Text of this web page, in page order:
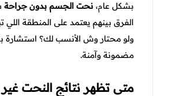
بشكل عام، نحت الجسم بدون جراحة
الفرق بينهم يعتمد على المنطقة
ولو محتار وش الأنسب لك؟
مضمونة وآمنة.
متى تظهر نتائج النحت